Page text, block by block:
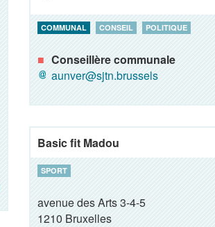
COMMUNAL CONSEIL POLITIQUE
Conseillère communale
aunver@sjtn.brussels
Basic fit Madou
SPORT
avenue des Arts 3-4-5
1210Bruxelles